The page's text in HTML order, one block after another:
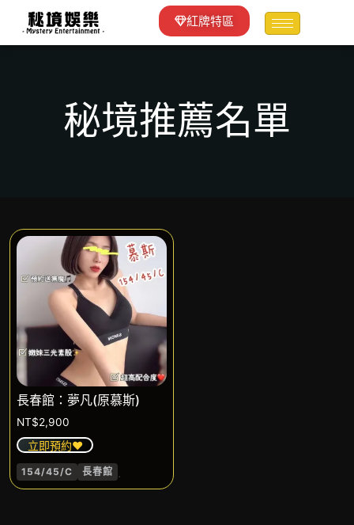
紅牌特區
秘境推薦名單
長春館：夢凡(原慕斯)
NT$2,900
立即預約❤️
154/45/C 長春館 .